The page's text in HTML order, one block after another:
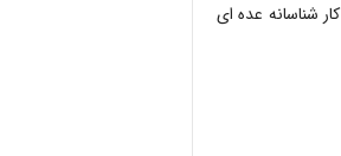
شناسانه عده ای